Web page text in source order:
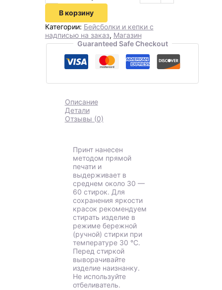
В корзину
Категории: Бейсболки и кепки с
надписью на заказ, Магазин
Guaranteed Safe Checkout
Описание
Детали
Отзывы (0)
Принт нанесен
методом прямой
печати и
выдерживает в
среднем около 30 —
60 стирок. Для
сохранения яркости
красок рекомендуем
стирать изделие в
режиме бережной
(ручной) стирки при
температуре 30 °C.
Перед стиркой
выворачивайте
изделие наизнанку.
Не используйте
отбеливатель.